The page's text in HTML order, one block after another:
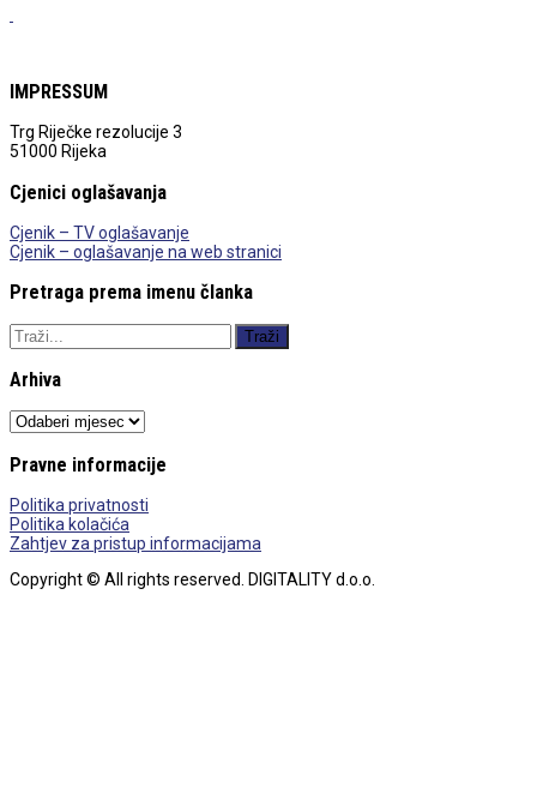
IMPRESSUM
Trg Riječke rezolucije 3
51000 Rijeka
Cjenici oglašavanja
Cjenik – TV oglašavanje
Cjenik – oglašavanje na web stranici
Pretraga prema imenu članka
Arhiva
Arhiva
Pravne informacije
Politika privatnosti
Politika kolačića
Zahtjev za pristup informacijama
Copyright © All rights reserved. DIGITALITY d.o.o.